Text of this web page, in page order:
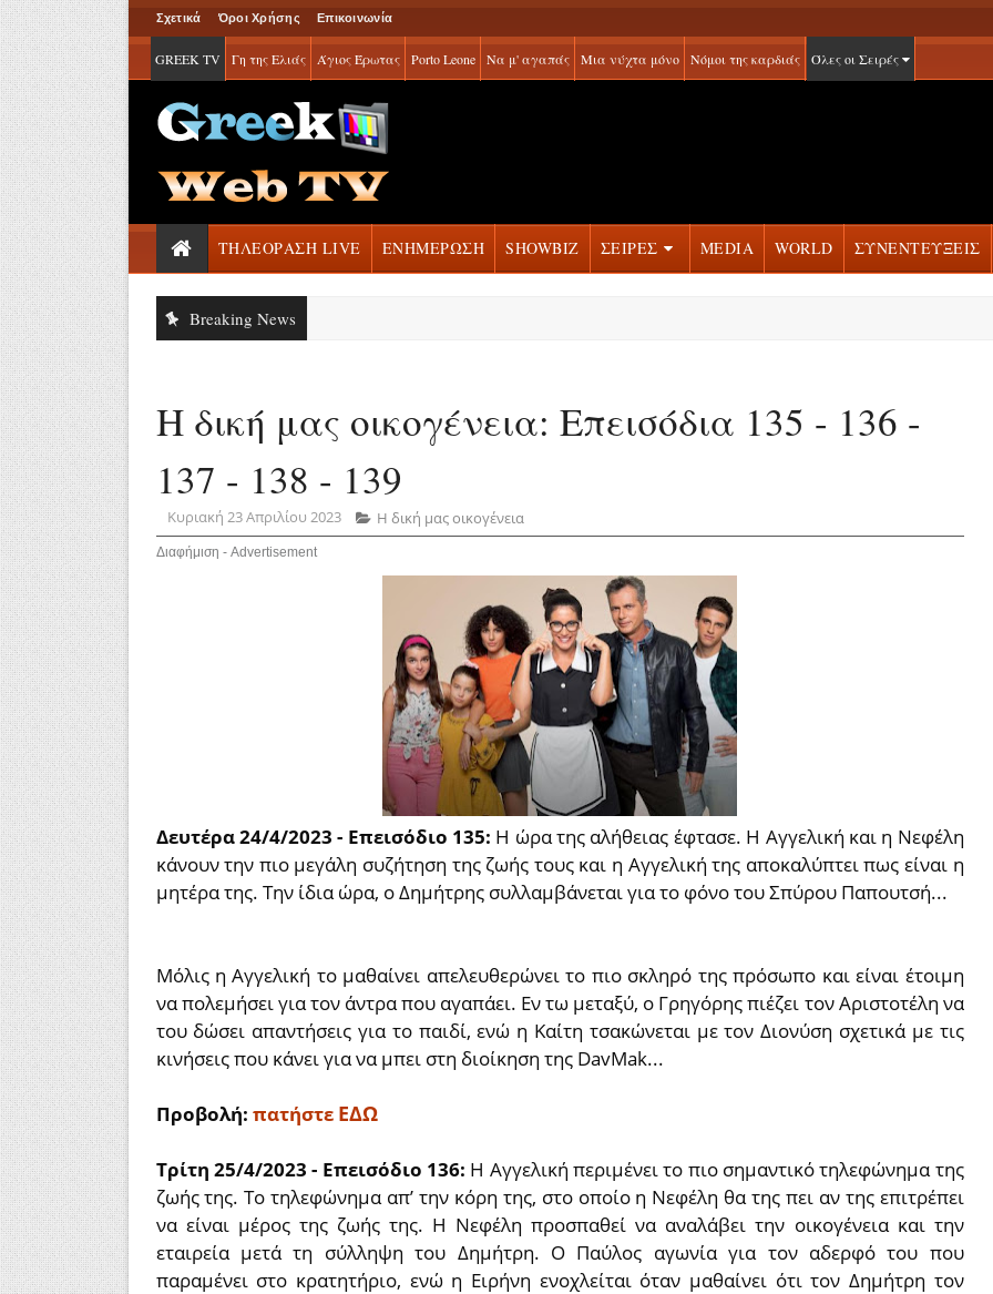
Σχετικά Όροι Χρήσης Επικοινωνία
GREEK TV Γη της Ελιάς Άγιος Έρωτας Porto Leone Να μ' αγαπάς Μια νύχτα μόνο Νόμοι της καρδιάς Όλες οι Σειρές
ΤΗΛΕΟΡΑΣΗ LIVE ΕΝΗΜΕΡΩΣΗ SHOWBIZ ΣΕΙΡΕΣ MEDIA WORLD ΣΥΝΕΝΤΕΥΞΕΙΣ
Breaking News
Η δική μας οικογένεια: Επεισόδια 135 - 136 -
137 - 138 - 139
Κυριακή 23 Απριλίου 2023 Η δική μας οικογένεια
Διαφήμιση - Advertisement
Δευτέρα 24/4/2023 - Επεισόδιο 135: Η ώρα της αλήθειας έφτασε. H Αγγελική και η Νεφέλη
κάνουν την πιο μεγάλη συζήτηση της ζωής τους και η Αγγελική της αποκαλύπτει πως είναι η
μητέρα της. Την ίδια ώρα, ο Δημήτρης συλλαμβάνεται για το φόνο του Σπύρου Παπουτσή...
Μόλις η Αγγελική το μαθαίνει απελευθερώνει το πιο σκληρό της πρόσωπο και είναι έτοιμη
να πολεμήσει για τον άντρα που αγαπάει. Εν τω μεταξύ, ο Γρηγόρης πιέζει τον Αριστοτέλη να
του δώσει απαντήσεις για το παιδί, ενώ η Καίτη τσακώνεται με τον Διονύση σχετικά με τις
κινήσεις που κάνει για να μπει στη διοίκηση της DavMak...
Προβολή: πατήστε ΕΔΩ
Τρίτη 25/4/2023 - Επεισόδιο 136: Η Αγγελική περιμένει το πιο σημαντικό τηλεφώνημα της
ζωής της. Το τηλεφώνημα απ’ την κόρη της, στο οποίο η Νεφέλη θα της πει αν της επιτρέπει
να είναι μέρος της ζωής της. Η Νεφέλη προσπαθεί να αναλάβει την οικογένεια και την
εταιρεία μετά τη σύλληψη του Δημήτρη. Ο Παύλος αγωνία για τον αδερφό του που
παραμένει στο κρατητήριο, ενώ η Ειρήνη ενοχλείται όταν μαθαίνει ότι τον Δημήτρη τον